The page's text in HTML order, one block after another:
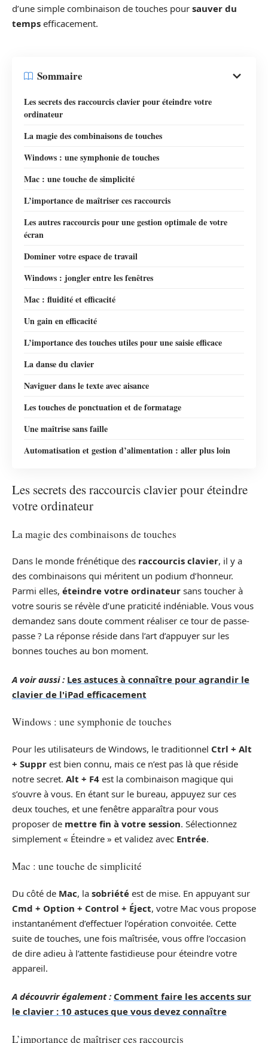
d’une simple combinaison de touches pour sauver du
temps efficacement.
Sommaire
Les secrets des raccourcis clavier pour éteindre votre
ordinateur
La magie des combinaisons de touches
Windows : une symphonie de touches
Mac : une touche de simplicité
L’importance de maîtriser ces raccourcis
Les autres raccourcis pour une gestion optimale de votre
écran
Dominer votre espace de travail
Windows : jongler entre les fenêtres
Mac : fluidité et efficacité
Un gain en efficacité
L’importance des touches utiles pour une saisie efficace
La danse du clavier
Naviguer dans le texte avec aisance
Les touches de ponctuation et de formatage
Une maîtrise sans faille
Automatisation et gestion d’alimentation : aller plus loin
Les secrets des raccourcis clavier pour éteindre
votre ordinateur
La magie des combinaisons de touches
Dans le monde frénétique des raccourcis clavier, il y a
des combinaisons qui méritent un podium d’honneur.
Parmi elles, éteindre votre ordinateur sans toucher à
votre souris se révèle d’une praticité indéniable. Vous vous
demandez sans doute comment réaliser ce tour de passe-
passe ? La réponse réside dans l’art d’appuyer sur les
bonnes touches au bon moment.
A voir aussi : Les astuces à connaître pour agrandir le
clavier de l'iPad efficacement
Windows : une symphonie de touches
Pour les utilisateurs de Windows, le traditionnel Ctrl + Alt
+ Suppr est bien connu, mais ce n’est pas là que réside
notre secret. Alt + F4 est la combinaison magique qui
s’ouvre à vous. En étant sur le bureau, appuyez sur ces
deux touches, et une fenêtre apparaîtra pour vous
proposer de mettre fin à votre session. Sélectionnez
simplement « Éteindre » et validez avec Entrée.
Mac : une touche de simplicité
Du côté de Mac, la sobriété est de mise. En appuyant sur
Cmd + Option + Control + Éject, votre Mac vous propose
instantanément d’effectuer l’opération convoitée. Cette
suite de touches, une fois maîtrisée, vous offre l’occasion
de dire adieu à l’attente fastidieuse pour éteindre votre
appareil.
A découvrir également : Comment faire les accents sur
le clavier : 10 astuces que vous devez connaître
L’importance de maîtriser ces raccourcis